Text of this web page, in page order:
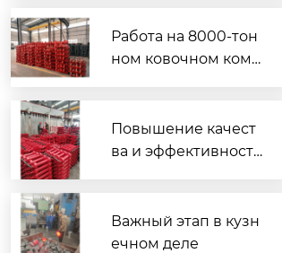
бъемы производств
а, а ее кузнечные м
Работа на 8000-тон
ном ковочном комп
роизводство зубчат
ых реек устанавлив
Повышение качест
ва и эффективности
Хунвэя устанавлива
ет рекорд по объем
Важный этап в кузн
ечном деле